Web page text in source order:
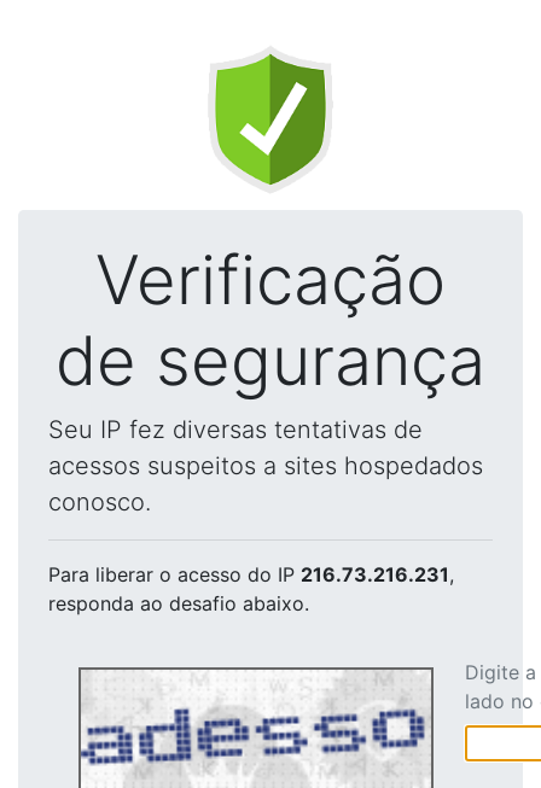
Verificação
de segurança
Seu IP fez diversas tentativas de
acessos suspeitos a sites hospedados
conosco.
Para liberar o acesso do IP 216.73.216.231,
responda ao desafio abaixo.
Digite
lado no